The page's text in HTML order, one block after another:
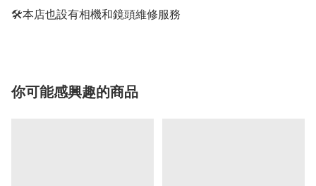
🛠️本店也設有相機和鏡頭維修服務
你可能感興趣的商品